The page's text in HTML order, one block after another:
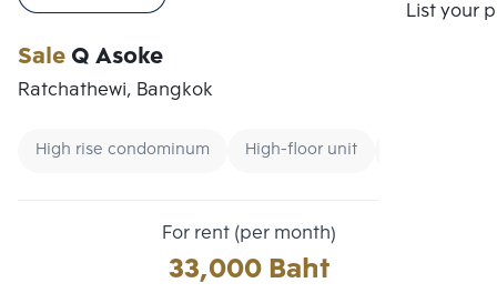
List your
SaleQ Asoke
Ratchathewi, Bangkok
High rise condominum High-floor unit
For rent (per month)
33,000 Baht